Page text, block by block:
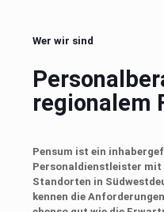
Wer wir sind
regionalem
Pensum ist ein
Personaldienstleister mit
Standorten in
kennen die